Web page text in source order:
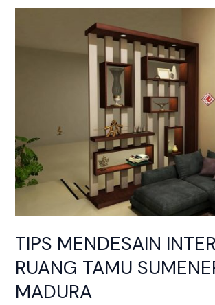
TIPS MENDESAIN
RUANG TAMU
MADURA
INTERIOR